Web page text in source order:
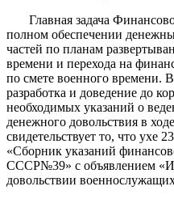
Главная задача
полном обеспечении
частей по планам
времени и перехода на
по смете военного времени.
разработка и доведение до
необходимых указаний о
денежного довольствия в
свидетельствует то, что ухе
«Сборник указаний
СССР№39» с объявлением
довольствии